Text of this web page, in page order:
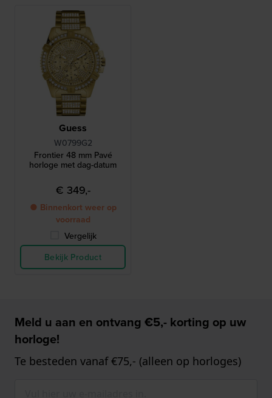
Guess
W0799G2
Frontier 48 mm Pavé
horloge met dag-datum
€ 349,-
● Binnenkort weer op
voorraad
Vergelijk
Bekijk Product
Meld u aan en ontvang €5,- korting op uw
horloge!
Te besteden vanaf €75,- (alleen op horloges)